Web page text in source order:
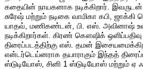
கதையின் நாயகனாக நடிக்கிறார். இவருடன்
சுரேஷ் மற்றும் நடிகை வாமிகா கபி, ஜாக்கி
யாதவ், மணிகண்டன், பி. எஸ். அவினாஷ்
நடிக்கிறார்கள். கிரண் கௌஷிக்
திரைப்படத்திற்கு எஸ். தமன்
என்டர்டெய்னராக தயாராகும் இந்தத்
ஸ்டுடியோஸ், சினி 1‌ ஸ்டுடியோஸ் மற்றும் ஏ